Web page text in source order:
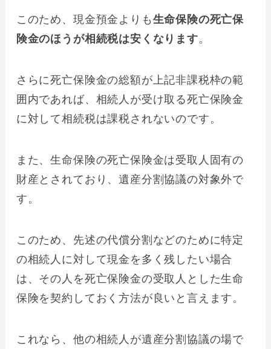
このため、現金預金よりも 生命保険の死亡保
険金のほうが相続税は安くなります。
さらに死亡保険金の総額が上記非課税枠の範
囲内であれば、相続人が受け取る死亡保険金
に対して相続税は課税されないのです。
また、生命保険の死亡保険金は受取人固有の
財産とされており、遺産分割協議の対象外で
す。
このため、先述の代償分割などのために特定
の相続人に対して現金を多く残したい場合
は、その人を死亡保険金の受取人とした生命
保険を契約しておく方法が良いと言えます。
これなら、他の相続人が遺産分割協議の場で